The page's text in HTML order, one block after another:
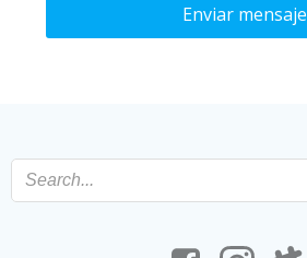
Enviar mensaje